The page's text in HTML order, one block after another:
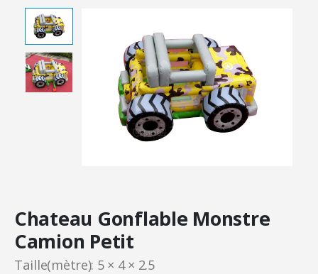
Chateau Gonflable Monstre
Camion Petit
Taille(mètre): 5 × 4 × 2.5